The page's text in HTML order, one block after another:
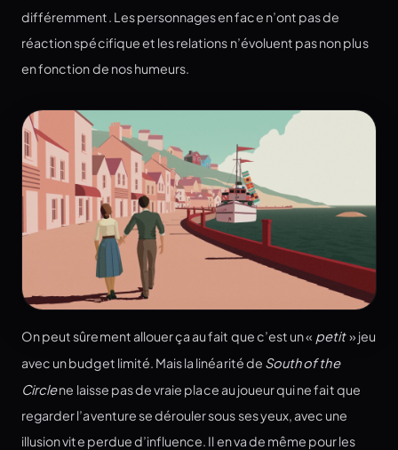
différemment. Les personnages en face n’ont pas de
réaction spécifique et les relations n’évoluent pas non plus
en fonction de nos humeurs.
On peut sûrement allouer ça au fait que c’est un « petit» jeu
avec un budget limité. Mais la linéarité de South of the
Circlene laisse pas de vraie place au joueur qui ne fait que
regarder l’aventure se dérouler sous ses yeux, avec une
illusion vite perdue d’influence. Il en va de même pour les